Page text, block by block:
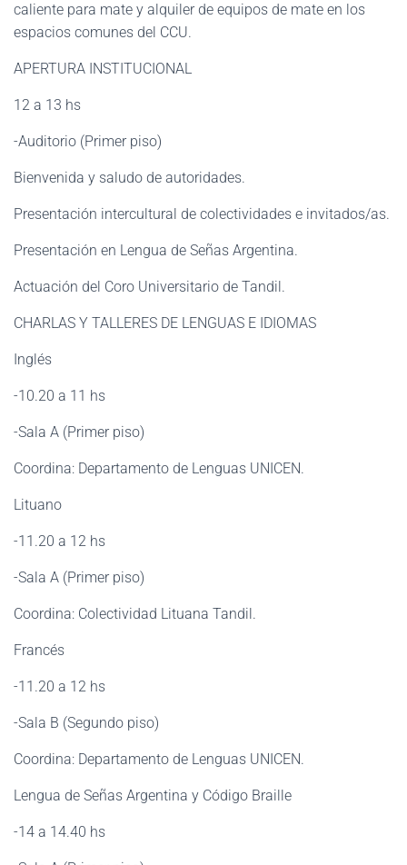
caliente para mate y alquiler de equipos de mate en los
espacios comunes del CCU.
APERTURA INSTITUCIONAL
12 a 13 hs
-Auditorio (Primer piso)
Bienvenida y saludo de autoridades.
Presentación intercultural de colectividades e invitados/as.
Presentación en Lengua de Señas Argentina.
Actuación del Coro Universitario de Tandil.
CHARLAS Y TALLERES DE LENGUAS E IDIOMAS
Inglés
-10.20 a 11 hs
-Sala A (Primer piso)
Coordina: Departamento de Lenguas UNICEN.
Lituano
-11.20 a 12 hs
-Sala A (Primer piso)
Coordina: Colectividad Lituana Tandil.
Francés
-11.20 a 12 hs
-Sala B (Segundo piso)
Coordina: Departamento de Lenguas UNICEN.
Lengua de Señas Argentina y Código Braille
-14 a 14.40 hs